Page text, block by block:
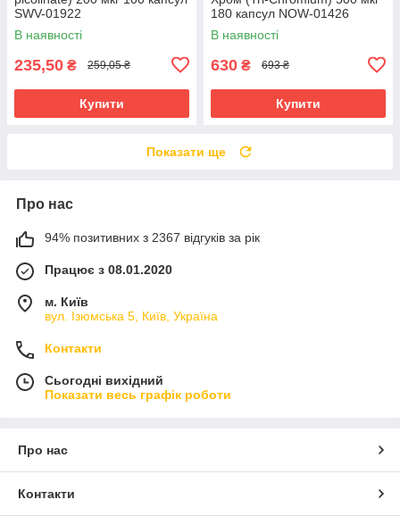
SWV-01922
В наявності
235,50 ₴ 259,05 ₴
Купити
180 капсул NOW-01426
В наявності
630 ₴ 693 ₴
Купити
Показати ще
Про нас
94% позитивних з 2367 відгуків за рік
Працює з 08.01.2020
м. Київ
вул. Ізюмська 5, Київ, Україна
Контакти
Сьогодні вихідний
Показати весь графік роботи
Про нас
Контакти